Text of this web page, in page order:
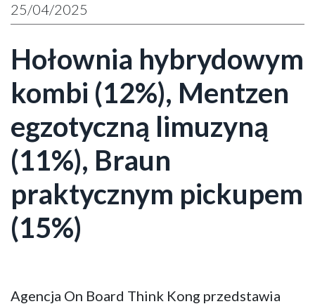
25/04/2025
Hołownia hybrydowym
kombi (12%), Mentzen
egzotyczną limuzyną
(11%), Braun
praktycznym pickupem
(15%)
Agencja On Board Think Kong przedstawia